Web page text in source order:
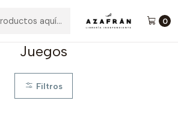
0
Juegos
Filtros